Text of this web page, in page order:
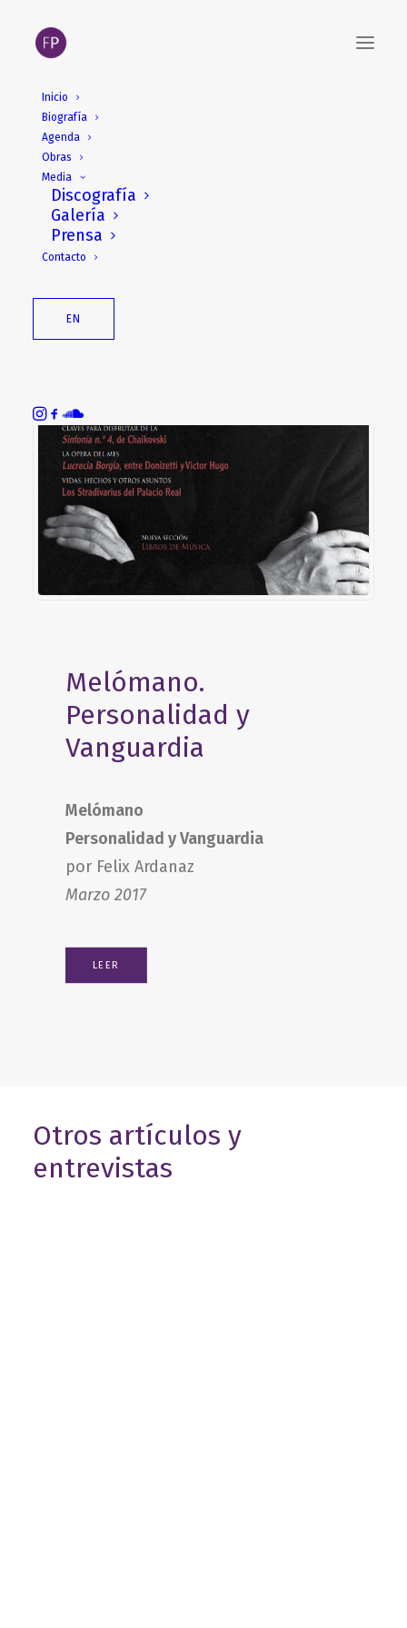
Inicio
Biografía
Agenda
Obras
Media
Discografía
Galería
Prensa
Contacto
EN
Melómano.
Personalidad y
Vanguardia
Melómano
Personalidad y Vanguardia
por Felix Ardanaz
Marzo 2017
LEER
Otros artículos y
entrevistas